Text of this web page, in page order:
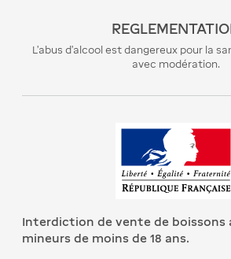
L’abus d’alcool est dangereux pour la
avec modération.
Interdiction de vente de boissons
mineurs de moins de 18 ans.